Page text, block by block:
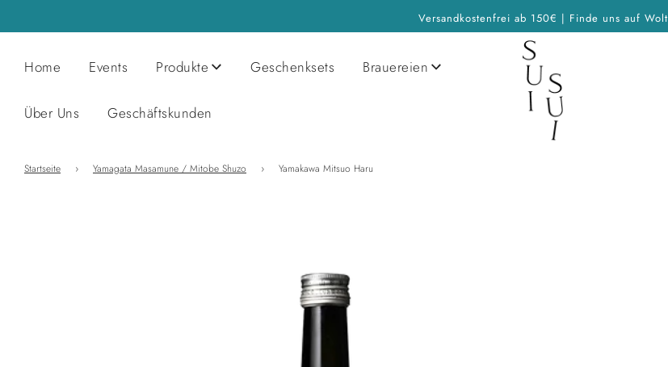
Versandkostenfrei ab 150€ | Finde uns auf Wolt
Home Events Produkte Geschenksets Brauereien
Über Uns Geschäftskunden
Startseite › Yamagata Masamune / Mitobe Shuzo › Yamakawa Mitsuo Haru